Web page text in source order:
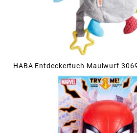
HABA Entdeckertuch Maulwurf